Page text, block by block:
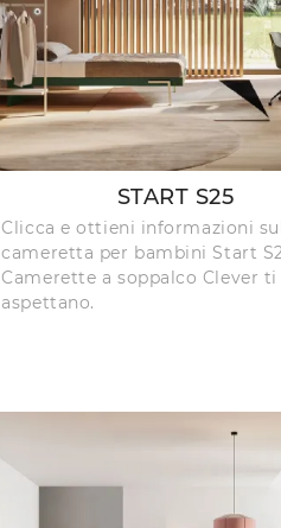
START S25
Clicca e ottieni informazioni
cameretta per bambini Start
Camerette a soppalco Clever ti
aspettano.